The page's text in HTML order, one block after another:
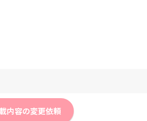
内容の変更依頼